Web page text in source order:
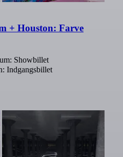
+ Houston: Farve
Showbillet
Indgangsbillet